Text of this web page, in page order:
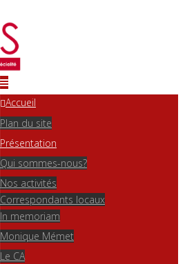
Accueil
Plan du site
Présentation
Qui sommes-nous?
Nos activités
Correspondants locaux
In memoriam
Monique Mémet
Le CA